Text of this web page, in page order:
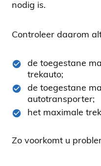
nodig is.
Controleer daarom
de toegestane
trekauto;
de toegestane
autotransporter;
het maximale
Zo voorkomt u